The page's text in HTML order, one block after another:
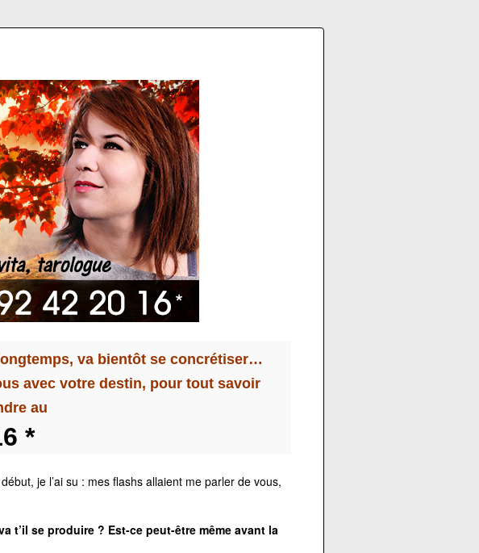
va bientôt se concrétiser…
avec votre destin, pour tout savoir
au
*
je l’ai su : mes flashs allaient me parler de vous,
t’il se produire ? Est-ce peut-être même avant la